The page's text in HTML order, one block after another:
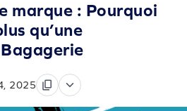
marque : Pourquoi
qu’une
2025